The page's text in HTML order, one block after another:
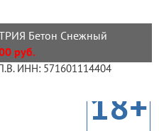
Бетон Снежный
руб.
ИНН: 571601114404
18+